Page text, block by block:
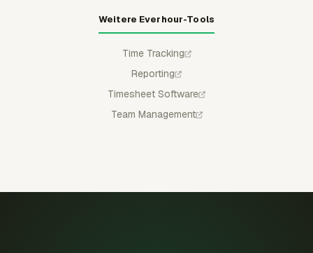
Weitere Everhour-Tools
Time Tracking
Reporting
Timesheet Software
Team Management